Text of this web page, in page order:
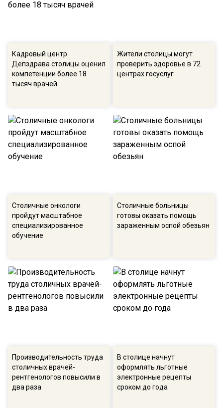
Кадровый центр
Депздрава столицы оценил
компетенции более 18
тысяч врачей
Жители столицы могут
проверить здоровье в 72
центрах госуслуг
Столичные онкологи
пройдут масштабное
специализированное
обучение
Столичные больницы
готовы оказать помощь
зараженным оспой обезьян
Производительность труда
столичных врачей-
рентгенологов повысили в
два раза
В столице начнут
оформлять льготные
электронные рецепты
сроком до года